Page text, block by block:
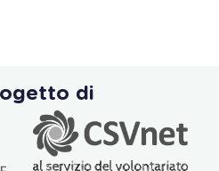
di